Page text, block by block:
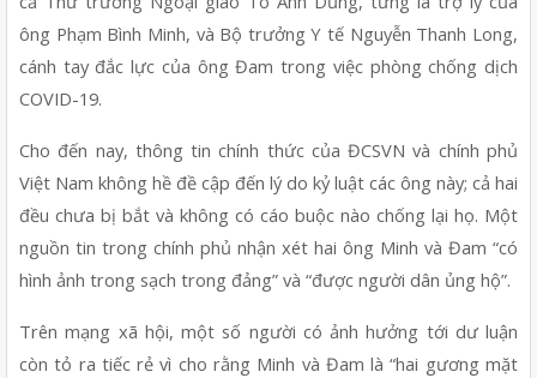
ông Phạm Bình Minh, và Bộ trưởng Y tế Nguyễn Thanh Long,
cánh tay đắc lực của ông Đam trong việc phòng chống dịch
COVID-19.
Cho đến nay, thông tin chính thức của ĐCSVN và chính phủ
Việt Nam không hề đề cập đến lý do kỷ luật các ông này; cả hai
đều chưa bị bắt và không có cáo buộc nào chống lại họ. Một
nguồn tin trong chính phủ nhận xét hai ông Minh và Đam “có
hình ảnh trong sạch trong đảng” và “được người dân ủng hộ”.
Trên mạng xã hội, một số người có ảnh hưởng tới dư luận
còn tỏ ra tiếc rẻ vì cho rằng Minh và Đam là “hai gương mặt